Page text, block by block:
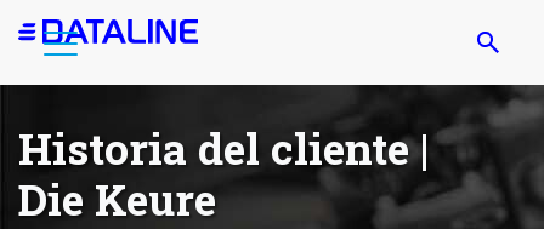
Pasar
Historia del cliente |
Die Keure